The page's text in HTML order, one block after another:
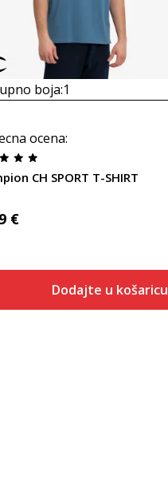
boja:1
ocena:
CH SPORT T-SHIRT
€
Dodajte u košaricu